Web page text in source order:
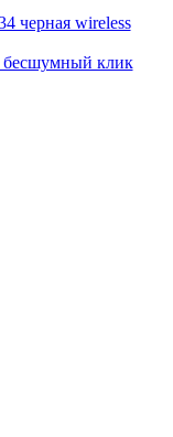
черная wireless
клик